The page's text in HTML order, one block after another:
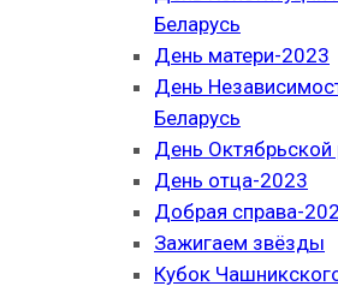
Беларусь
День матери-2023
День
Беларусь
День
День отца-2023
Добрая справа-
Зажигаем звёзды
Кубок